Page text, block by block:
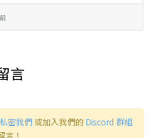
私密我們
搜尋